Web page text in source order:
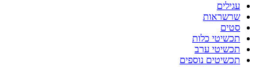
עגילים
שרשראות
סטים
תכשיטי כלות
תכשיטי ערב
תכשיטים נוספים